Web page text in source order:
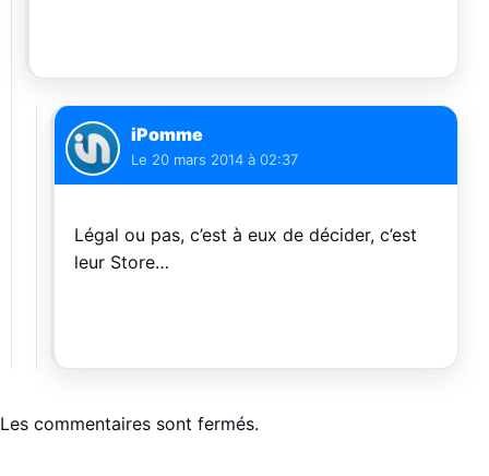
iPomme
Le 20 mars 2014 à 02:37
Légal ou pas, c’est à eux de décider, c’est
leur Store…
Les commentaires sont fermés.